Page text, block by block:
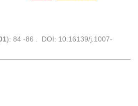
): 84 -86 . DOI: 10.16139/j.1007-